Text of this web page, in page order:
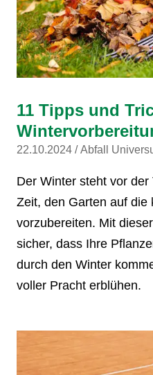
11 Tipps und
22.10.2024 Abfall
Der Winter steht vor
Zeit, den Garten auf die
vorzubereiten. Mit
sicher, dass Ihre
durch den Winter
voller Pracht erblühen.